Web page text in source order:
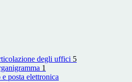
degli uffici 5
1
posta elettronica